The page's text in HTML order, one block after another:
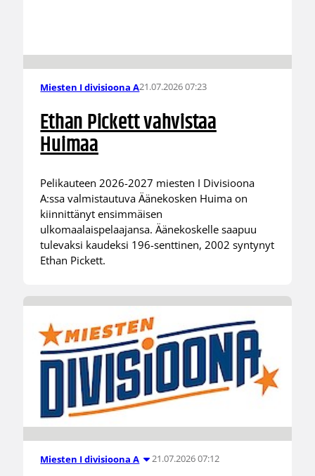
Miesten I divisioona A21.07.2026 07:23
Ethan Pickett vahvistaa
Huimaa
Pelikauteen 2026-2027 miesten I Divisioona
A:ssa valmistautuva Äänekosken Huima on
kiinnittänyt ensimmäisen
ulkomaalaispelaajansa. Äänekoskelle saapuu
tulevaksi kaudeksi 196-senttinen, 2002 syntynyt
Ethan Pickett.
Miesten I divisioona A 21.07.2026 07:12